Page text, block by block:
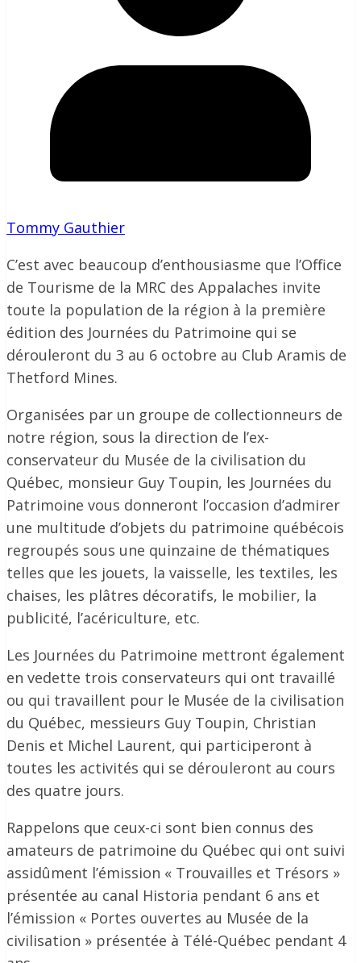
Tommy Gauthier
C’est avec beaucoup d’enthousiasme que l’Office
de Tourisme de la MRC des Appalaches invite
toute la population de la région à la première
édition des Journées du Patrimoine qui se
dérouleront du 3 au 6 octobre au Club Aramis de
Thetford Mines.
Organisées par un groupe de collectionneurs de
notre région, sous la direction de l’ex-
conservateur du Musée de la civilisation du
Québec, monsieur Guy Toupin, les Journées du
Patrimoine vous donneront l’occasion d’admirer
une multitude d’objets du patrimoine québécois
regroupés sous une quinzaine de thématiques
telles que les jouets, la vaisselle, les textiles, les
chaises, les plâtres décoratifs, le mobilier, la
publicité, l’acériculture, etc.
Les Journées du Patrimoine mettront également
en vedette trois conservateurs qui ont travaillé
ou qui travaillent pour le Musée de la civilisation
du Québec, messieurs Guy Toupin, Christian
Denis et Michel Laurent, qui participeront à
toutes les activités qui se dérouleront au cours
des quatre jours.
Rappelons que ceux-ci sont bien connus des
amateurs de patrimoine du Québec qui ont suivi
assidûment l’émission « Trouvailles et Trésors »
présentée au canal Historia pendant 6 ans et
l’émission « Portes ouvertes au Musée de la
civilisation » présentée à Télé-Québec pendant 4